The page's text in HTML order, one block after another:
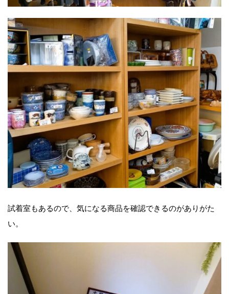
試着室もあるので、気になる商品を確認できるのがありがた
い。